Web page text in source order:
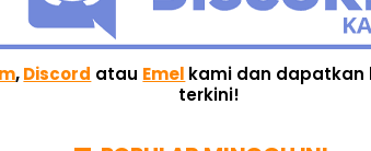
,Discord atau Emel kami dan dapatkan
terkini!